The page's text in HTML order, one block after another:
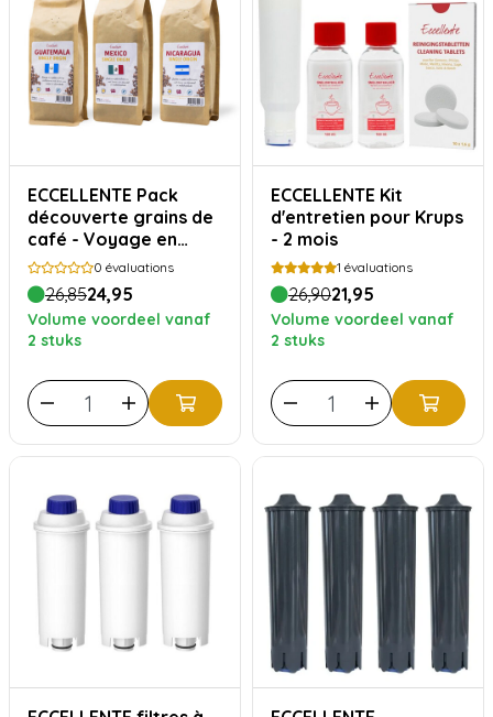
ECCELLENTE Pack
découverte grains de
café - Voyage en
Amérique Centrale -
750 grammes
0 évaluations
26,8524,95
Volume voordeel vanaf
2 stuks
ECCELLENTE Kit
d'entretien pour Krups
- 2 mois
1 évaluations
26,9021,95
Volume voordeel vanaf
2 stuks